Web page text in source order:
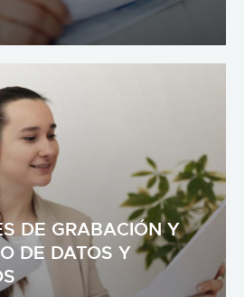
DE GRABACIÓN Y
DE DATOS Y